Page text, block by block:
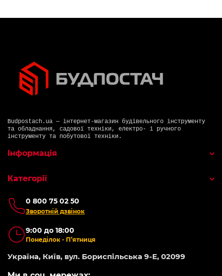
Budpostach.ua — інтернет-магазин будівельного інструменту
та обладнання, садової техніки, електро- і ручного
інструменту та побутової техніки.
0 800 75 02 50
Зворотній дзвінок
9:00 до 18:00
Понеділок - П’ятниця
Україна, Київ, вул. Бориспільська 9-Е, 02099
Інформація
Категорії